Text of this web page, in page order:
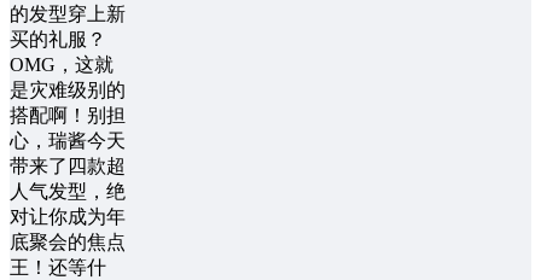
的发型穿上新
买的礼服？
OMG，这就
是灾难级别的
搭配啊！别担
心，瑞酱今天
带来了四款超
人气发型，绝
对让你成为年
底聚会的焦点
王！还等什